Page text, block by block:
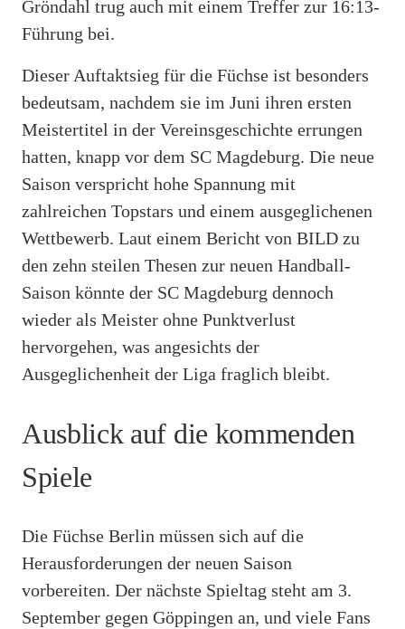
Gröndahl trug auch mit einem Treffer zur 16:13-
Führung bei.
Dieser Auftaktsieg für die Füchse ist besonders
bedeutsam, nachdem sie im Juni ihren ersten
Meistertitel in der Vereinsgeschichte errungen
hatten, knapp vor dem SC Magdeburg. Die neue
Saison verspricht hohe Spannung mit
zahlreichen Topstars und einem ausgeglichenen
Wettbewerb. Laut einem Bericht von BILD zu
den zehn steilen Thesen zur neuen Handball-
Saison könnte der SC Magdeburg dennoch
wieder als Meister ohne Punktverlust
hervorgehen, was angesichts der
Ausgeglichenheit der Liga fraglich bleibt.
Ausblick auf die kommenden
Spiele
Die Füchse Berlin müssen sich auf die
Herausforderungen der neuen Saison
vorbereiten. Der nächste Spieltag steht am 3.
September gegen Göppingen an, und viele Fans